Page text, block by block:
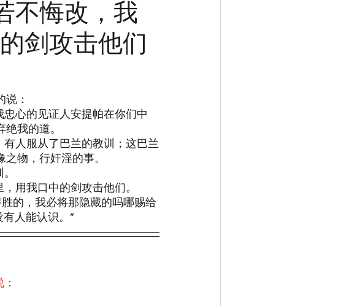
不悔改，我
剑攻击他们
：
忠心的见证人安提帕在你们中
我的道。
有人服从了巴兰的教训；这巴兰
物，行奸淫的事。
用我口中的剑攻击他们。
的，我必将那隐藏的吗哪赐给
人能认识。”